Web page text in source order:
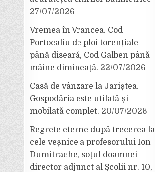
27/07/2026
Vremea în Vrancea. Cod
Portocaliu de ploi torențiale
până diseară, Cod Galben până
mâine dimineață. 22/07/2026
Casă de vânzare la Jariștea.
Gospodăria este utilată și
mobilată complet. 20/07/2026
Regrete eterne după trecerea la
cele veșnice a profesorului Ion
Dumitrache, soțul doamnei
director adjunct al Școlii nr. 10,